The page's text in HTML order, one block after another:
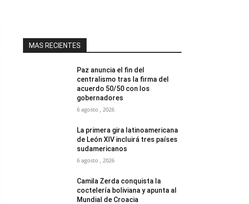
MAS RECIENTES
Paz anuncia el fin del
centralismo tras la firma del
acuerdo 50/50 con los
gobernadores
6 agosto , 2026
La primera gira latinoamericana
de León XIV incluirá tres países
sudamericanos
6 agosto , 2026
Camila Zerda conquista la
coctelería boliviana y apunta al
Mundial de Croacia